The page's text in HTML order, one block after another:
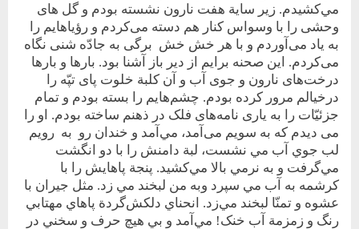
مي‌كشيدم. زير ساية هفت نارون نشسته بودم و گل های
وحشی را با وسواس کنار هم دسته می‌کردم و رؤياهايم را
به ياد می‌آوردم و با هر خش خش برگی به جادّه شنی نگاه
می‌کردم. اين صحنه برايم از دير باز آشنا بود. بارها و بارها
درخت‌های نارون و جوی آب و آن کلبة خلوت پای تپّه را
در‌خيالم مرور کرده بودم. چشم‌هايم را بسته بودم و تمام
جزئيّات را به ياری نامه‌های فلک در ذهنم ساخته بودم. او را
می‌ ديدم که به سويم می‌آمد، مي‌آمد و خندان رو به رويم
لب جوي آب مي نشست، لبة دامنش را با دو انگشت
مي‌گرفت و به نرمي بالا مي‌كشيد. پنجة پاهايش را با
کرشمه به آب مي سپرد وبه من لبخند مي زد. مثل جيران با
عشوه و تمنّا لبخند مي‌زد. انحناي دلكش‌گردة پاهاي مهتابي
رنگ و زمزمة آب خنک! مي‌آمد و بي ‌هيچ حرف و‌ سخني در